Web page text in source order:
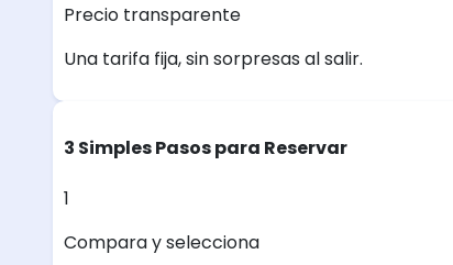
Precio transparente
Una tarifa fija, sin sorpresas al salir.
3 Simples Pasos para Reservar
1
Compara y selecciona